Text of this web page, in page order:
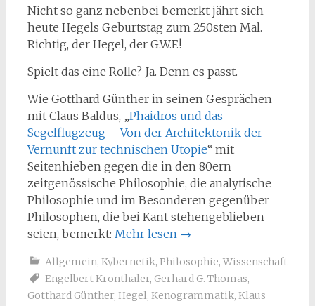
Nicht so ganz nebenbei bemerkt jährt sich
heute Hegels Geburtstag zum 250sten Mal.
Richtig, der Hegel, der G.W.F.!
Spielt das eine Rolle? Ja. Denn es passt.
Wie Gotthard Günther in seinen Gesprächen
mit Claus Baldus, „Phaidros und das
Segelflugzeug – Von der Architektonik der
Vernunft zur technischen Utopie“ mit
Seitenhieben gegen die in den 80ern
zeitgenössische Philosophie, die analytische
Philosophie und im Besonderen gegenüber
Philosophen, die bei Kant stehengeblieben
seien, bemerkt: Mehr lesen →
Allgemein, Kybernetik, Philosophie, Wissenschaft
Engelbert Kronthaler, Gerhard G. Thomas,
Gotthard Günther, Hegel, Kenogrammatik, Klaus